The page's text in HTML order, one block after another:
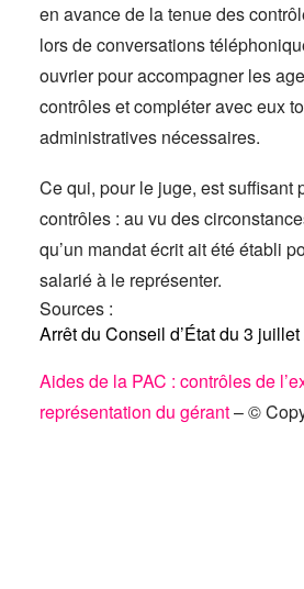
en avance de la tenue des
lors de conversations
ouvrier pour accompagner les
contrôles et compléter avec eux
administratives nécessaires.
Ce qui, pour le juge, est suffisant
contrôles : au vu des
qu’un mandat écrit ait été établi
salarié à le représenter.
Sources :
Arrêt du Conseil d’État du 3
Aides de la PAC : contrôles de
représentation du gérant– ©